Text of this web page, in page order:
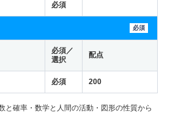
必須
必須
必須／
選択
配点
必須 200
と確率・数学と人間の活動・図形の性質から